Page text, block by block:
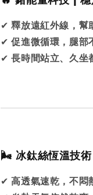
✔釋放遠紅外線，幫
✔促進微循環，腿部
✔長時間站立、久坐
🌬 冰鈦絲恆溫技
✔高透氣速乾，不悶